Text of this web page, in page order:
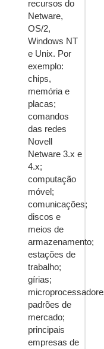
recursos do
Netware,
OS/2,
Windows NT
e Unix. Por
exemplo:
chips,
memória e
placas;
comandos
das redes
Novell
Netware 3.x e
4.x;
computação
móvel;
comunicações;
discos e
meios de
armazenamento;
estações de
trabalho;
gírias;
padrões de
mercado;
principais
empresas de